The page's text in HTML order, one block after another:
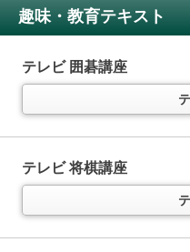
ラジオ 基礎英語 レベル1
中学英語をイチからていねいに
テキスト
ラジオ 基礎英語 レベル2
ラジオ まいにちフランス
ラジオ まいにちスペイン
テレビ きょうの料理
趣味・教育テキスト
テレビ 囲碁講座
テレビ 将棋講座